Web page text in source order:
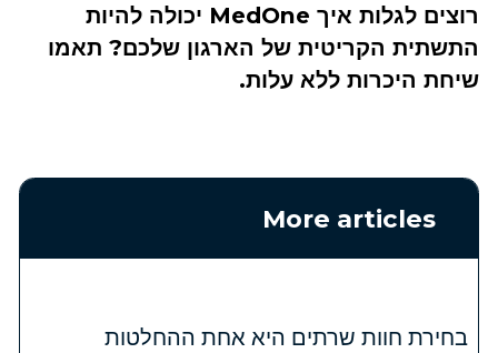
רוצים לגלות איך MedOne יכולה להיות
התשתית הקריטית של הארגון שלכם? תאמו
שיחת היכרות ללא עלות.
More articles
בחירת חוות שרתים היא אחת ההחלטות